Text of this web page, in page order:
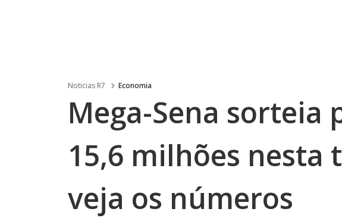
Noticias R7 Economia
Mega-Sena sorteia
15,6 milhões nesta
veja os números